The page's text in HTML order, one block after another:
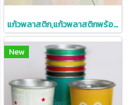
แก้วพลาสติก,แก้วพลาสติกพร้อมหลอด,แก้วเปลี่ยนสี,มีกากเพชร,710ml
New